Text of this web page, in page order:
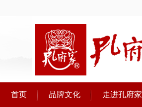
首页 品牌文化 走进孔府家